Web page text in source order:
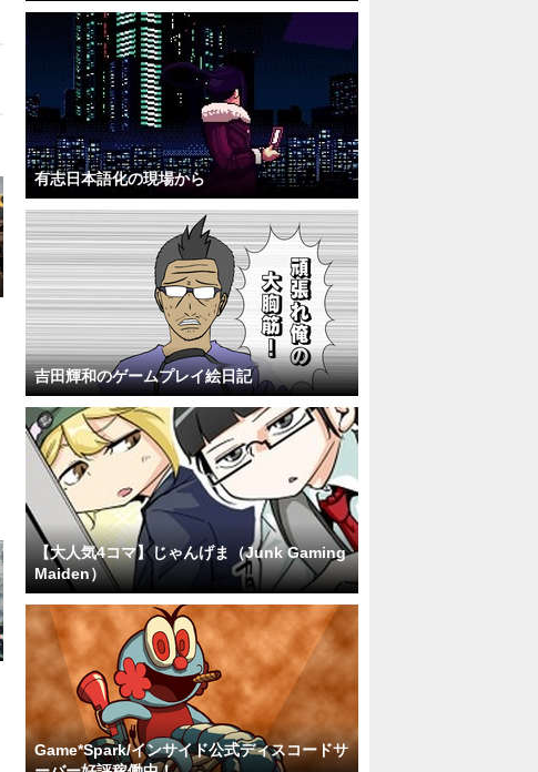
有志日本語化の現場から
吉田輝和のゲームプレイ絵日記
【大人気4コマ】じゃんげま（Junk Gaming
Maiden）
Game*Spark/インサイド公式ディスコードサ